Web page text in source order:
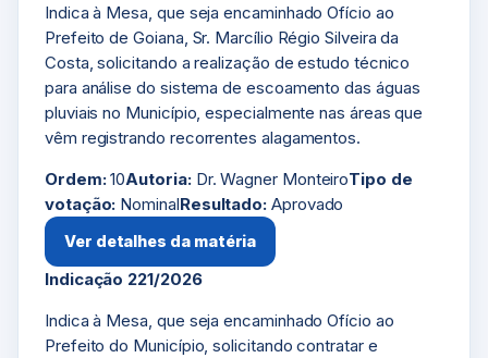
Indica à Mesa, que seja encaminhado Ofício ao
Prefeito de Goiana, Sr. Marcílio Régio Silveira da
Costa, solicitando a realização de estudo técnico
para análise do sistema de escoamento das águas
pluviais no Município, especialmente nas áreas que
vêm registrando recorrentes alagamentos.
Ordem:10Autoria:Dr. Wagner MonteiroTipo de
votação: NominalResultado: Aprovado
Ver detalhes da matéria
Indicação 221/2026
Indica à Mesa, que seja encaminhado Ofício ao
Prefeito do Município, solicitando contratar e